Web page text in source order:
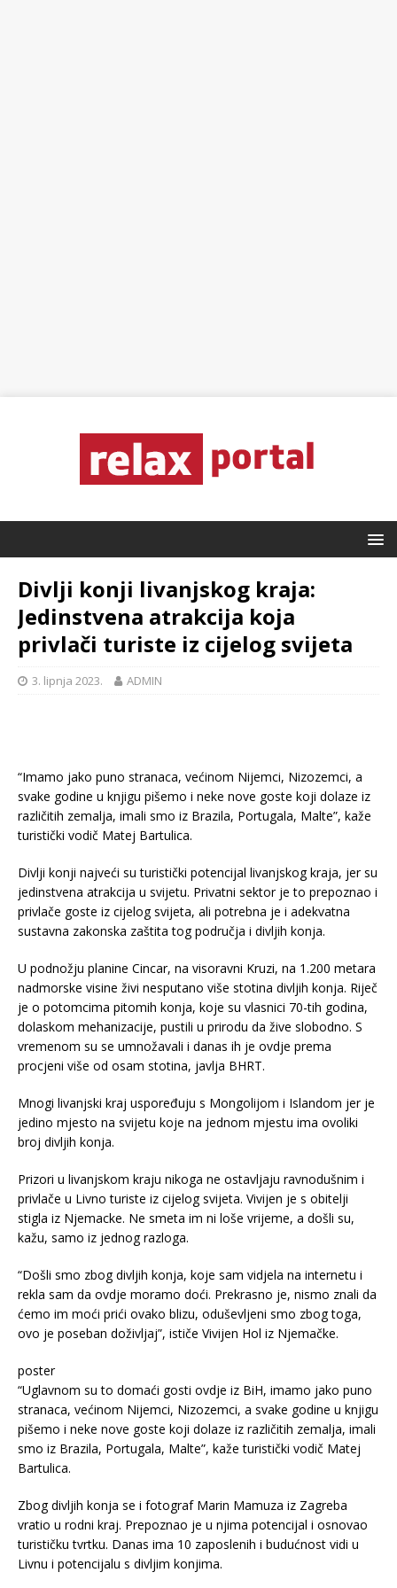
Divlji konji livanjskog kraja:
Jedinstvena atrakcija koja
privlači turiste iz cijelog svijeta
3. lipnja 2023. ADMIN
“Imamo jako puno stranaca, većinom Nijemci, Nizozemci, a
svake godine u knjigu pišemo i neke nove goste koji dolaze iz
različitih zemalja, imali smo iz Brazila, Portugala, Malte”, kaže
turistički vodič Matej Bartulica.
Divlji konji najveći su turistički potencijal livanjskog kraja, jer su
jedinstvena atrakcija u svijetu. Privatni sektor je to prepoznao i
privlače goste iz cijelog svijeta, ali potrebna je i adekvatna
sustavna zakonska zaštita tog područja i divljih konja.
U podnožju planine Cincar, na visoravni Kruzi, na 1.200 metara
nadmorske visine živi nesputano više stotina divljih konja. Riječ
je o potomcima pitomih konja, koje su vlasnici 70-tih godina,
dolaskom mehanizacije, pustili u prirodu da žive slobodno. S
vremenom su se umnožavali i danas ih je ovdje prema
procjeni više od osam stotina, javlja BHRT.
Mnogi livanjski kraj uspoređuju s Mongolijom i Islandom jer je
jedino mjesto na svijetu koje na jednom mjestu ima ovoliki
broj divljih konja.
Prizori u livanjskom kraju nikoga ne ostavljaju ravnodušnim i
privlače u Livno turiste iz cijelog svijeta. Vivijen je s obitelji
stigla iz Njemacke. Ne smeta im ni loše vrijeme, a došli su,
kažu, samo iz jednog razloga.
“Došli smo zbog divljih konja, koje sam vidjela na internetu i
rekla sam da ovdje moramo doći. Prekrasno je, nismo znali da
ćemo im moći prići ovako blizu, oduševljeni smo zbog toga,
ovo je poseban doživljaj”, ističe Vivijen Hol iz Njemačke.
poster
“Uglavnom su to domaći gosti ovdje iz BiH, imamo jako puno
stranaca, većinom Nijemci, Nizozemci, a svake godine u knjigu
pišemo i neke nove goste koji dolaze iz različitih zemalja, imali
smo iz Brazila, Portugala, Malte”, kaže turistički vodič Matej
Bartulica.
Zbog divljih konja se i fotograf Marin Mamuza iz Zagreba
vratio u rodni kraj. Prepoznao je u njima potencijal i osnovao
turističku tvrtku. Danas ima 10 zaposlenih i budućnost vidi u
Livnu i potencijalu s divljim konjima.